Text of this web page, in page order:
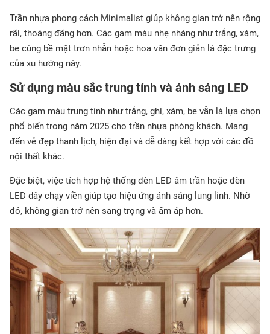
Trần nhựa phong cách Minimalist giúp không gian trở nên rộng
rãi, thoáng đãng hơn. Các gam màu nhẹ nhàng như trắng, xám,
be cùng bề mặt trơn nhẵn hoặc hoa văn đơn giản là đặc trưng
của xu hướng này.
Sử dụng màu sắc trung tính và ánh sáng LED
Các gam màu trung tính như trắng, ghi, xám, be vẫn là lựa chọn
phổ biến trong năm 2025 cho trần nhựa phòng khách. Mang
đến vẻ đẹp thanh lịch, hiện đại và dễ dàng kết hợp với các đồ
nội thất khác.
Đặc biệt, việc tích hợp hệ thống đèn LED âm trần hoặc đèn
LED dây chạy viền giúp tạo hiệu ứng ánh sáng lung linh. Nhờ
đó, không gian trở nên sang trọng và ấm áp hơn.